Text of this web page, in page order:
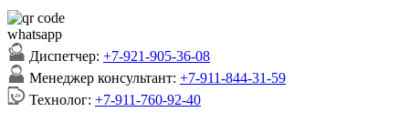
Диспетчер: +7-921-905-36-08
Менеджер консультант: +7-911-844-31-59
Технолог: +7-911-760-92-40